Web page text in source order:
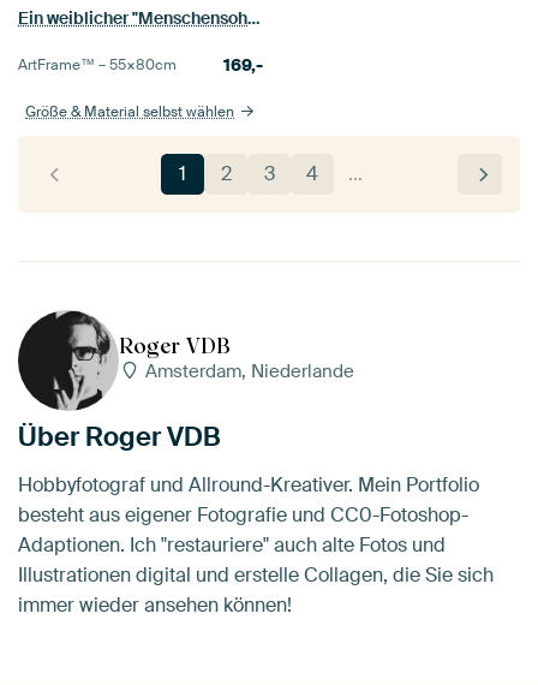
Ein weiblicher "Menschensohn" von Rene Magritte, mit Melone und Apfel
ArtFrame™ –55×80cm 169,-
Größe & Material selbst wählen
1 2 3 4 …
Roger VDB
Amsterdam, Niederlande
Über Roger VDB
Hobbyfotograf und Allround-Kreativer. Mein Portfolio
besteht aus eigener Fotografie und CC0-Fotoshop-
Adaptionen. Ich "restauriere" auch alte Fotos und
Illustrationen digital und erstelle Collagen, die Sie sich
immer wieder ansehen können!